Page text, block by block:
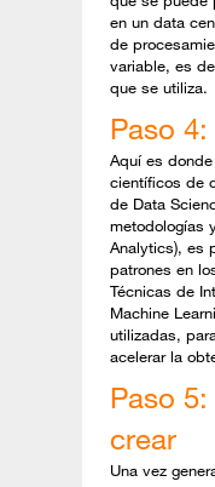
en un data
de
variable, es
que se utiliza.
Paso
Aquí es
científicos de
de Data
metodologías
Analytics), es
patrones en
Técnicas de
Machine
utilizadas,
acelerar la
Paso
crear
Una vez